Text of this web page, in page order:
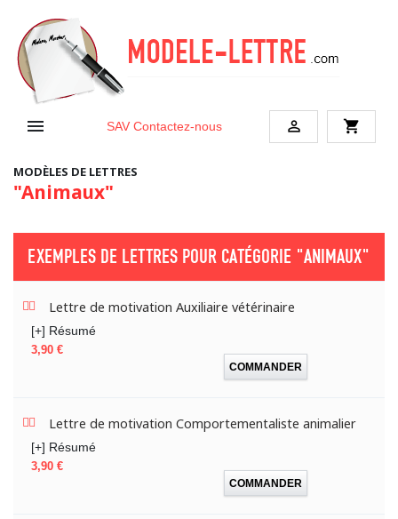
 SAV Contactez-nous  shopping_cart
MODÈLES DE LETTRES
"Animaux"
EXEMPLES DE LETTRES POUR CATÉGORIE "ANIMAUX"
Lettre de motivation Auxiliaire vétérinaire
[+] Résumé
Prix
3,90 €
COMMANDER
Lettre de motivation Comportementaliste animalier
[+] Résumé
Prix
3,90 €
COMMANDER